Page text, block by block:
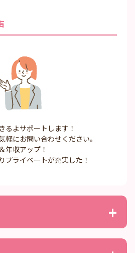
るよサポートします！
軽にお問い合わせください。
年収アップ！
プライベートが充実した！